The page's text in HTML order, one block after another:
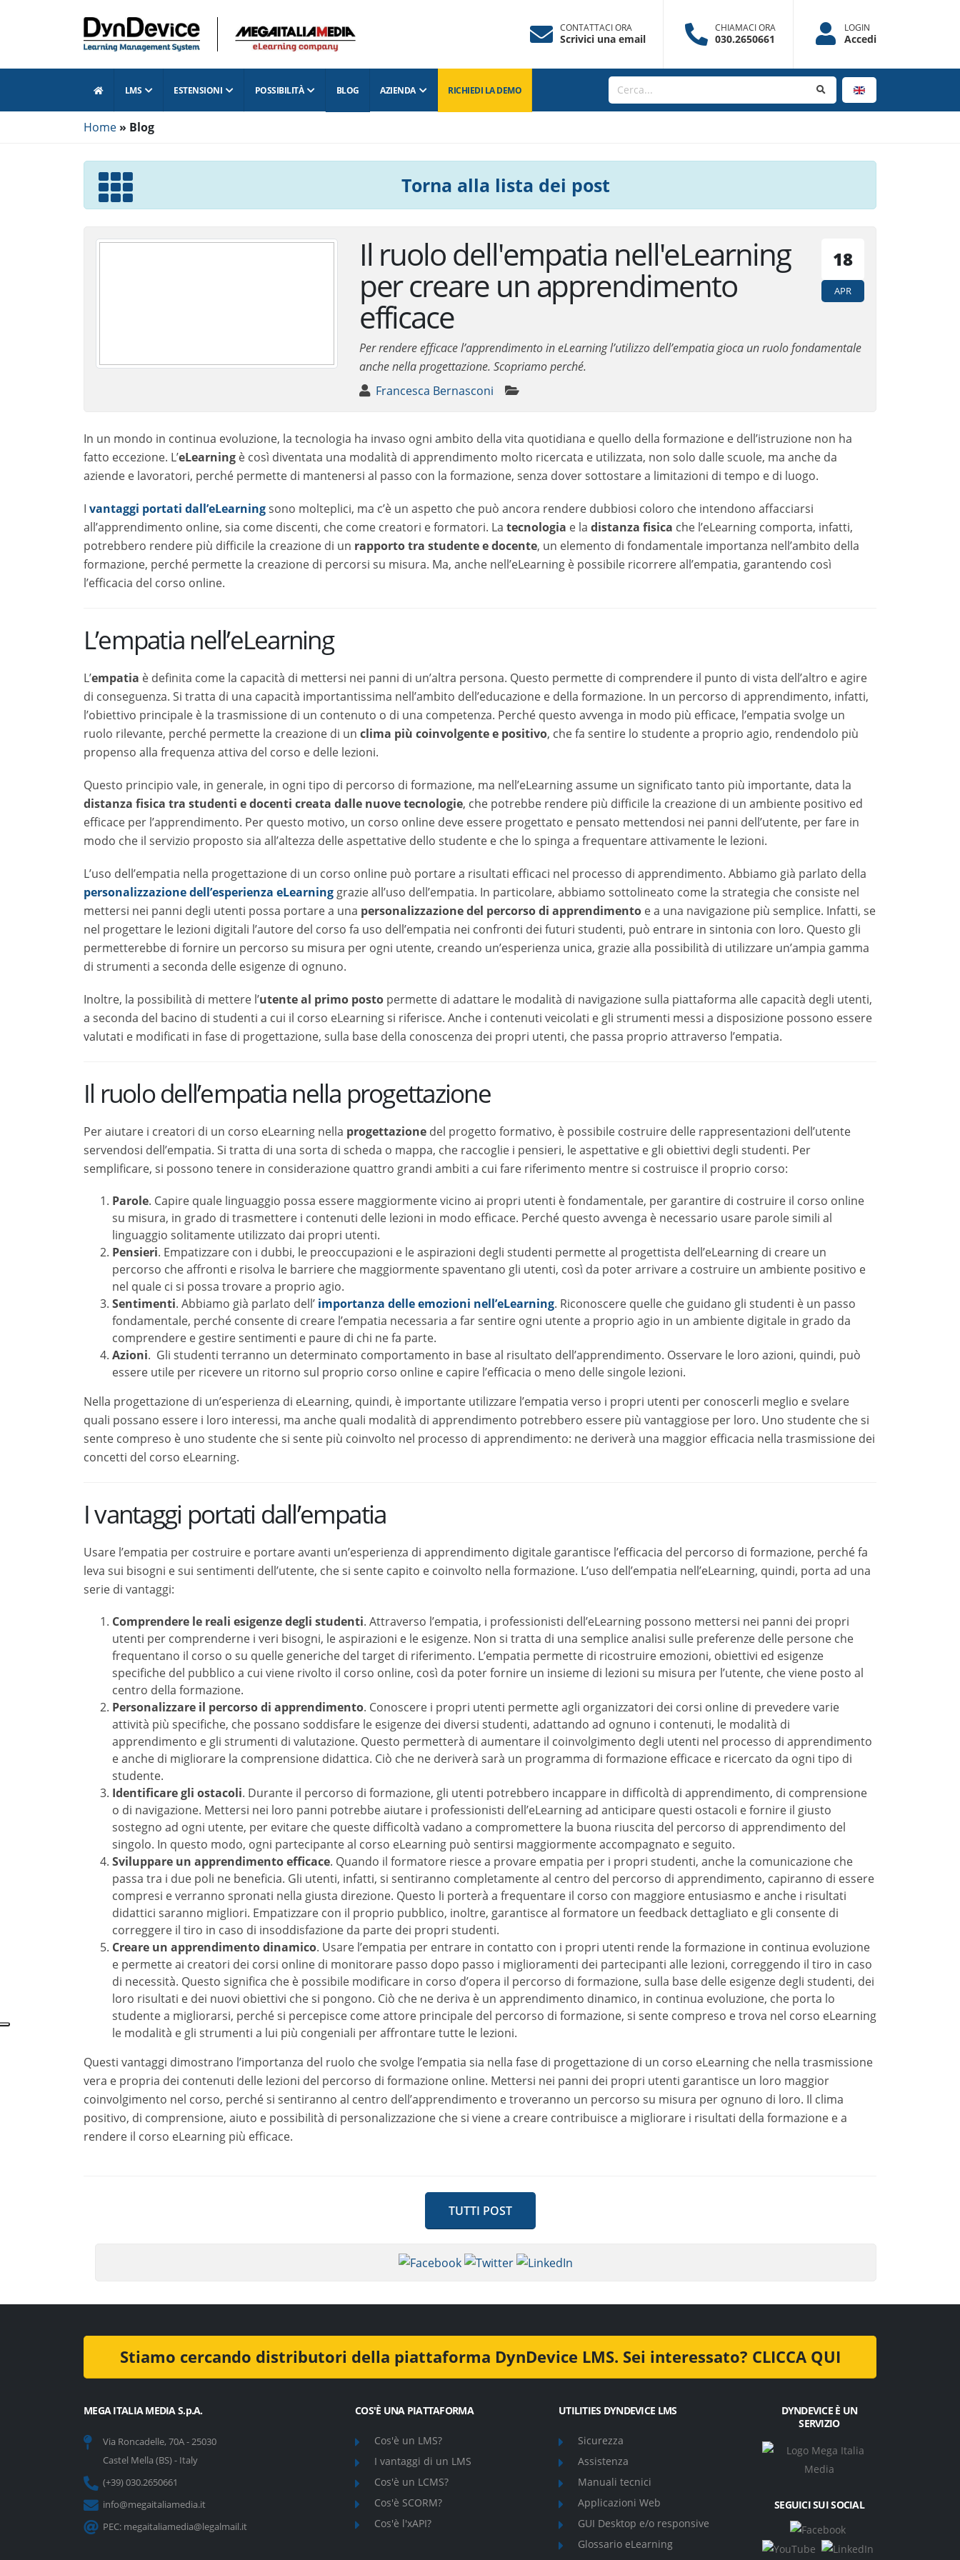
CONTATTACI ORA
Scrivici una email
CHIAMACI ORA
030.2650661
LOGIN
Accedi
LMS ESTENSIONI POSSIBILITÀ BLOG AZIENDA RICHIEDI LA DEMO
Home Blog
Torna alla listadei post
18
APR
Il ruolo dell'empatia nell'eLearning per
creare un apprendimento efficace
Per rendere efficace l’apprendimento in eLearning l’utilizzo dell’empatia gioca un ruolo
Francesca Bernasconi
perché permette di mantenersi al passo con la formazione, senza dover sottostare a limitazioni di tempo e di luogo.
Ivantaggi portati dall’eLearningsono molteplici, ma c’è un aspetto che può ancora rendere dubbiosi coloro che intendono affacciarsi all’apprendimento
la creazione di unrapporto tra studente e docente, un elemento di fondamentale importanza nell’ambito della formazione, perché permette la creazione di
percorsi su misura. Ma, anche nell’eLearning è possibile ricorrere all’empatia, garantendo così l’efficacia del corso online.
L’empatia nell’eLearning
è definita come la capacità di mettersi nei panni di un’altra persona. Questo permette di comprendere il punto di vista dell’altro e agire di
conseguenza. Si tratta di una capacità importantissima nell’ambito dell’educazione e della formazione. In un percorso di apprendimento, infatti, l’obiettivo
permette la creazione di unclima più coinvolgente e positivo , che fa sentire lo studente a proprio agio, rendendolo più propenso alla frequenza attiva del
corso e delle lezioni.
Questo principio vale, in generale, in ogni tipo di percorso di formazione, ma nell’eLearning assume un significato tanto più importante, data ladistanza
fisica tra studenti e docenti creata dalle nuove tecnologie
proposto sia all’altezza delle aspettative dello studente e che lo spinga a frequentare attivamente le lezioni.
L’uso dell’empatia nella progettazione di un corso online può portare a risultati efficaci nel processo di apprendimento. Abbiamo già parlato della
personalizzazione dell’esperienza eLearninggrazie all’uso dell’empatia. In particolare, abbiamo sottolineato come la strategia che consiste nel mettersi
lezioni digitali l’autore del corso fa uso dell’empatia nei confronti dei futuri studenti, può entrare in sintonia con loro. Questo gli permetterebbe di fornire un
percorso su misura per ogni utente, creando un’esperienza unica, grazie alla possibilità di utilizzare un’ampia gamma di strumenti a seconda delle esigenze
di ognuno.
Inoltre, la possibilità di mettere l’utente al primo postopermette di adattare le modalità di navigazione sulla piattaforma alle capacità degli utenti, a seconda
del bacino di studenti a cui il corso eLearning si riferisce. Anche i contenuti veicolati e gli strumenti messi a disposizione possono essere valutati e modificati
Il ruolo dell’empatia nella progettazione
Per aiutare i creatori di un corso eLearning nella
dell’empatia. Si tratta di una sorta di scheda o mappa, che raccoglie i pensieri, le aspettative e gli obiettivi degli studenti. Per semplificare, si possono tenere
Parole. Capire quale linguaggio possa essere maggiormente vicino ai propri utenti è fondamentale, per garantire di costruire il corso online su misura,
in grado di trasmettere i contenuti delle lezioni in modo efficace. Perché questo avvenga è necessario usare parole simili al linguaggio solitamente
Pensieri. Empatizzare con i dubbi, le preoccupazioni e le aspirazioni degli studenti permette al progettista dell’eLearning di creare un percorso che
affronti e risolva le barriere che maggiormente spaventano gli utenti, così da poter arrivare a costruire un ambiente positivo e nel quale ci si possa
trovare a proprio agio.
Sentimenti. Abbiamo già parlato dell’importanza delle emozioni nell’eLearning. Riconoscere quelle che guidano gli studenti è un passo
fondamentale, perché consente di creare l’empatia necessaria a far sentire ogni utente a proprio agio in un ambiente digitale in grado da comprendere
e gestire sentimenti e paure di chi ne fa parte.
Azioni. Gli studenti terranno un determinato comportamento in base al risultato dell’apprendimento. Osservare le loro azioni, quindi, può essere utile
per ricevere un ritorno sul proprio corso online e capire l’efficacia o meno delle singole lezioni.
Nella progettazione di un’esperienza di eLearning, quindi, è importante utilizzare l’empatia verso i propri utenti per conoscerli meglio e svelare quali possano
essere i loro interessi, ma anche quali modalità di apprendimento potrebbero essere più vantaggiose per loro. Uno studente che si sente compreso è uno
I vantaggi portati dall’empatia
bisogni e sui sentimenti dell’utente, che si sente capito e coinvolto nella formazione. L’uso dell’empatia nell’eLearning, quindi, porta ad una serie di vantaggi:
comprenderne i veri bisogni, le aspirazioni e le esigenze. Non si tratta di una semplice analisi sulle preferenze delle persone che frequentano il corso o
su quelle generiche del target di riferimento. L’empatia permette di ricostruire emozioni, obiettivi ed esigenze specifiche del pubblico a cui viene rivolto il
corso online, così da poter fornire un insieme di lezioni su misura per l’utente, che viene posto al centro della formazione.
specifiche, che possano soddisfare le esigenze dei diversi studenti, adattando ad ognuno i contenuti, le modalità di apprendimento e gli strumenti di
valutazione. Questo permetterà di aumentare il coinvolgimento degli utenti nel processo di apprendimento e anche di migliorare la comprensione
didattica. Ciò che ne deriverà sarà un programma di formazione efficace e ricercato da ogni tipo di studente.
Identificare gli ostacoli. Durante il percorso di formazione, gli utenti potrebbero incappare in difficoltà di apprendimento, di comprensione o di
navigazione. Mettersi nei loro panni potrebbe aiutare i professionisti dell’eLearning ad anticipare questi ostacoli e fornire il giusto sostegno ad ogni
utente, per evitare che queste difficoltà vadano a compromettere la buona riuscita del percorso di apprendimento del singolo. In questo modo, ogni
partecipante al corso eLearning può sentirsi maggiormente accompagnato e seguito.
Sviluppare un apprendimento efficace. Quando il formatore riesce a provare empatia per i propri studenti, anche la comunicazione che passa tra i
due poli ne beneficia. Gli utenti, infatti, si sentiranno completamente al centro del percorso di apprendimento, capiranno di essere compresi e verranno
spronati nella giusta direzione. Questo li porterà a frequentare il corso con maggiore entusiasmo e anche i risultati didattici saranno migliori.
Empatizzare con il proprio pubblico, inoltre, garantisce al formatore un feedback dettagliato e gli consente di correggere il tiro in caso di insoddisfazione
da parte dei propri studenti.
Creare un apprendimento dinamico. Usare l’empatia per entrare in contatto con i propri utenti rende la formazione in continua evoluzione e permette
ai creatori dei corsi online di monitorare passo dopo passo i miglioramenti dei partecipanti alle lezioni, correggendo il tiro in caso di necessità. Questo
significa che è possibile modificare in corso d’opera il percorso di formazione, sulla base delle esigenze degli studenti, dei loro risultati e dei nuovi
obiettivi che si pongono. Ciò che ne deriva è un apprendimento dinamico, in continua evoluzione, che porta lo studente a migliorarsi, perché si
percepisce come attore principale del percorso di formazione, si sente compreso e trova nel corso eLearning le modalità e gli strumenti a lui più
congeniali per affrontare tutte le lezioni.
Questi vantaggi dimostrano l’importanza del ruolo che svolge l’empatia sia nella fase di progettazione di un corso eLearning che nella trasmissione vera e
propria dei contenuti delle lezioni del percorso di formazione online. Mettersi nei panni dei propri utenti garantisce un loro maggior coinvolgimento nel corso,
perché si sentiranno al centro dell’apprendimento e troveranno un percorso su misura per ognuno di loro. Il clima positivo, di comprensione, aiuto e
possibilità di personalizzazione che si viene a creare contribuisce a migliorare i risultati della formazione e a rendere il corso eLearning più efficace.
TUTTI POST
Stiamo cercando distributori della piattaforma DynDevice LMS. Sei interessato? CLICCA QUI
info@megaitaliamedia.it
COS'È UNA PIATTAFORMA
Cos'è SCORM?
UTILITIES DYNDEVICE LMS
Applicazioni Web
SEGUICI SUI SOCIAL
Mega Italia Media S.p.A. | C.F./P.Iva 03556360174 | Numero REA BS-418630 | Capitale Sociale € 500.000 | Codice destinatario SUBM70N
Privacy Policy|Cookie Policy Dichiarazione di accessibilità |Codice etico